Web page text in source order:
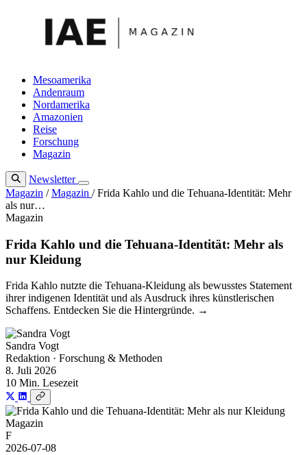
Mesoamerika
Andenraum
Nordamerika
Amazonien
Reise
Forschung
Magazin
Newsletter
Magazin / Magazin / Frida Kahlo und die Tehuana-Identität: Mehr
als nur…
Magazin
Frida Kahlo und die Tehuana-Identität: Mehr als
nur Kleidung
Frida Kahlo nutzte die Tehuana-Kleidung als bewusstes Statement
ihrer indigenen Identität und als Ausdruck ihres künstlerischen
Schaffens. Entdecken Sie die Hintergründe. →
Sandra Vogt
Redaktion · Forschung & Methoden
8. Juli 2026
10 Min. Lesezeit
Magazin
F
2026-07-08